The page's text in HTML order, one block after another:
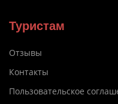
Туристам
Отзывы
Контакты
Пользовательское